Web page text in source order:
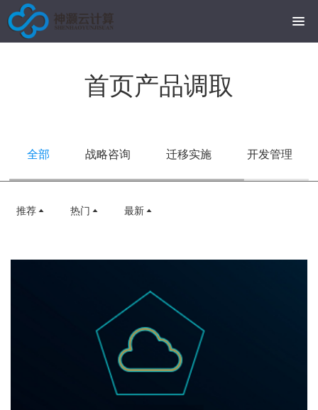
首页产品调取
全部 战略咨询 迁移实施 开发管理
推荐 热门 最新